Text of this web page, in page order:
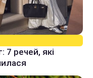
7 речей, які